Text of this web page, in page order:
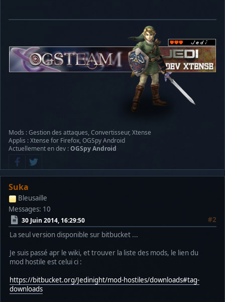
Mods : Gestion des attaques, Convertisseur, Xtense
Applis : Xtense for Firefox, OGSpy Android
Actuellement en dev :OGSpy Android
Suka
Bleusaille
Messages: 10
30 Juin 2014, 16:29:50
#2
La seul version disponible sur bitbucket ...
Je suis passé apr le wiki, et trouver la liste des mods, le lien du
mod hostile est celui ci :
https://bitbucket.org/Jedinight/mod-hostiles/downloads#tag-
downloads